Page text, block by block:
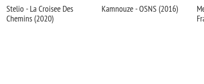
Stelio - La Croisee Des
Chemins (2020)
Kamnouze - OSNS (2016)